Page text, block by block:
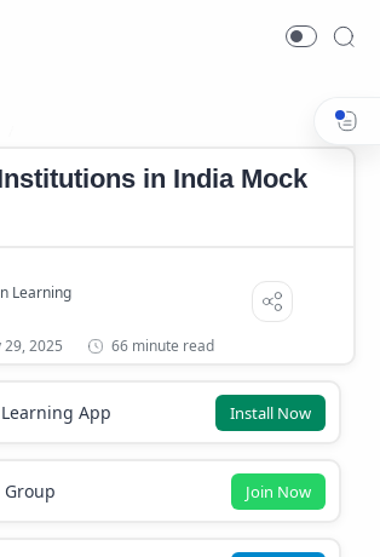
in India Mock
66 minute read
App Install Now
Join Now